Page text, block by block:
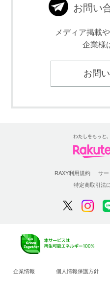
お問い
メディア掲載
企業様
お問
RAXY利用規約
サー
特定商取引法
企業情報 個人情報保護方針